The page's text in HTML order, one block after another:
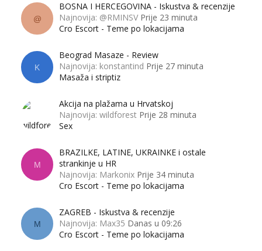
@
BOSNA I HERCEGOVINA - Iskustva & recenzije
Najnovija: @RMINSV Prije 23 minuta
Cro Escort - Teme po lokacijama
K
Beograd Masaze - Review
Najnovija: konstantind Prije 27 minuta
Masaža i striptiz
Akcija na plažama u Hrvatskoj
Najnovija: wildforest Prije 28 minuta
Sex
M
BRAZILKE, LATINE, UKRAINKE i ostale
strankinje u HR
Najnovija: Markonix Prije 34 minuta
Cro Escort - Teme po lokacijama
M
ZAGREB - Iskustva & recenzije
Najnovija: Max35 Danas u 09:26
Cro Escort - Teme po lokacijama